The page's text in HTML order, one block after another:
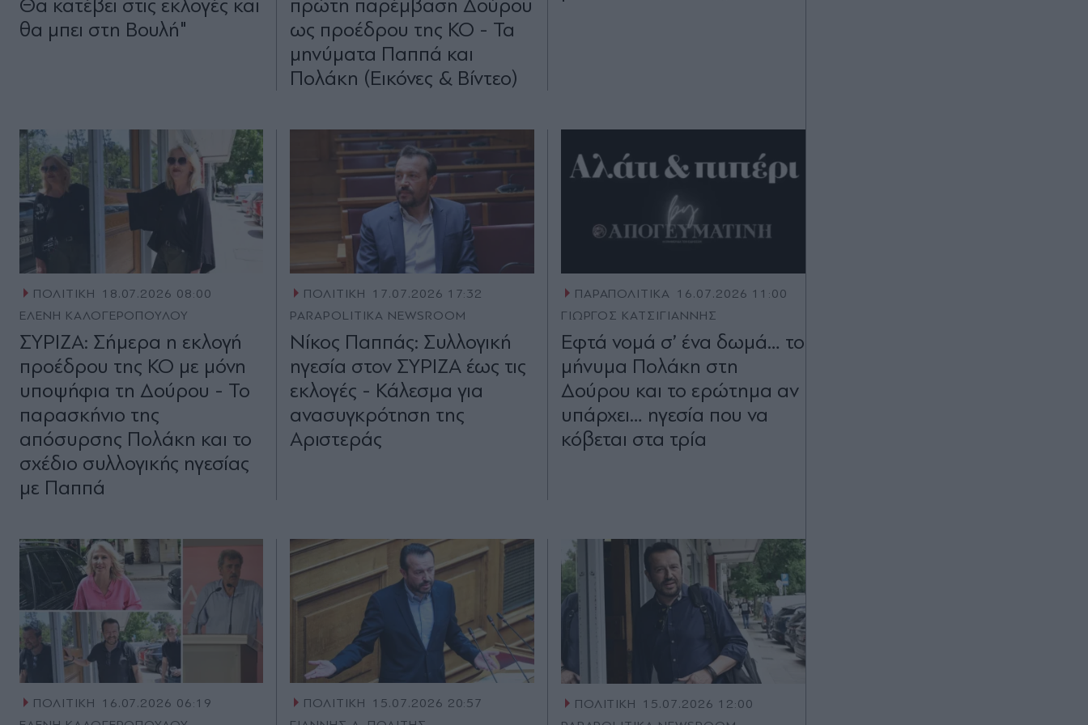
Θα κατέβει στις εκλογές και
θα μπει στη Βουλή"
πρώτη παρέμβαση Δούρου
ως προέδρου της ΚΟ - Τα
μηνύματα Παππά και
Πολάκη (Εικόνες & Βίντεο)
ΠΟΛΙΤΙΚΗ
18.07.2026 08:00
ΕΛΕΝΗ ΚΑΛΟΓΕΡΟΠΟΥΛΟΥ
ΣΥΡΙΖΑ: Σήμερα η εκλογή
προέδρου της ΚΟ με μόνη
υποψήφια τη Δούρου - Το
παρασκήνιο της
απόσυρσης Πολάκη και το
σχέδιο συλλογικής ηγεσίας
με Παππά
ΠΟΛΙΤΙΚΗ
17.07.2026 17:32
PARAPOLITIKA NEWSROOM
Νίκος Παππάς: Συλλογική
ηγεσία στον ΣΥΡΙΖΑ έως τις
εκλογές - Κάλεσμα για
ανασυγκρότηση της
Αριστεράς
ΠΑΡΑΠΟΛΙΤΙΚΑ 16.07.2026 11:00
ΓΙΩΡΓΟΣ ΚΑΤΣΙΓΙΑΝΝΗΣ
Εφτά νοµά σ’ ένα δωµά… το
μήνυμα Πολάκη στη
Δούρου και το ερώτημα αν
υπάρχει… ηγεσία που να
κόβεται στα τρία
ΠΟΛΙΤΙΚΗ
16.07.2026 06:19
ΠΟΛΙΤΙΚΗ
15.07.2026 20:57
ΠΟΛΙΤΙΚΗ
15.07.2026 12:00